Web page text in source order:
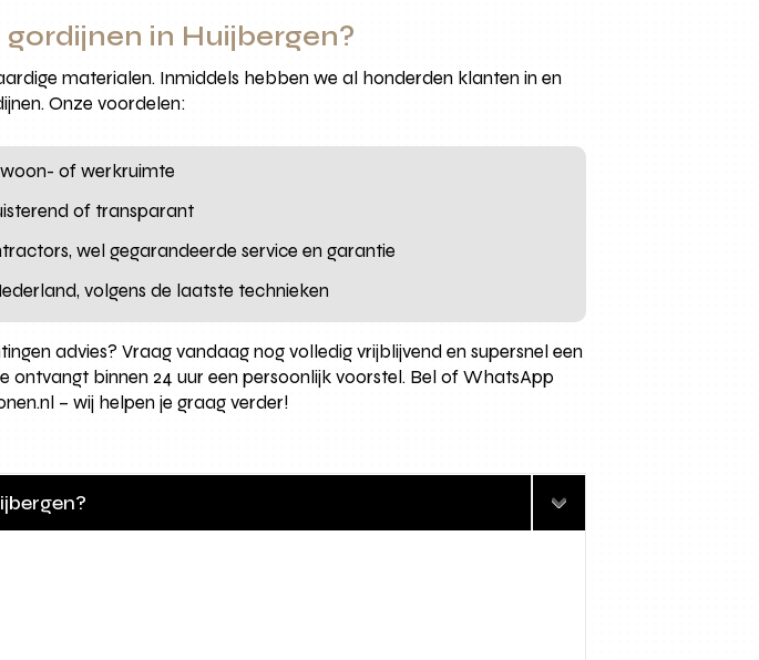
in Huijbergen?
materialen. Inmiddels hebben we al honderden klanten in en
Onze voordelen:
of werkruimte
of transparant
wel gegarandeerde service en garantie
volgens de laatste technieken
advies? Vraag vandaag nog volledig vrijblijvend en supersnel een
ontvangt binnen 24 uur een persoonlijk voorstel. Bel of WhatsApp
– wij helpen je graag verder!